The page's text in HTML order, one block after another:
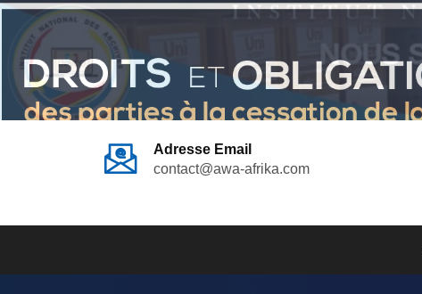
Adresse Email
contact@awa-afrika.com